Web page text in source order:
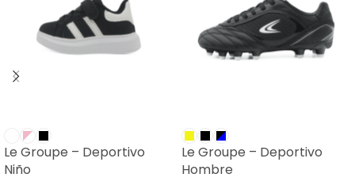
Le Groupe – Deportivo
Niño
Le Groupe – Deportivo
Hombre